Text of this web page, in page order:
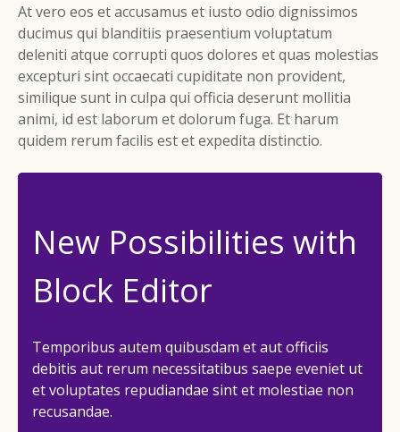
At vero eos et accusamus et iusto odio dignissimos
ducimus qui blanditiis praesentium voluptatum
deleniti atque corrupti quos dolores et quas molestias
excepturi sint occaecati cupiditate non provident,
similique sunt in culpa qui officia deserunt mollitia
animi, id est laborum et dolorum fuga. Et harum
quidem rerum facilis est et expedita distinctio.
New Possibilities with
Block Editor
Temporibus autem quibusdam et aut officiis
debitis aut rerum necessitatibus saepe eveniet ut
et voluptates repudiandae sint et molestiae non
recusandae.